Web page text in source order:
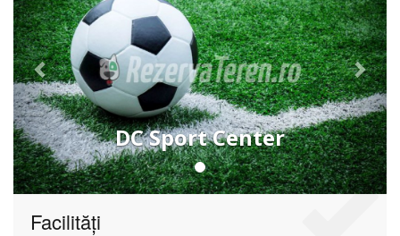
DC Sport Center
Facilități